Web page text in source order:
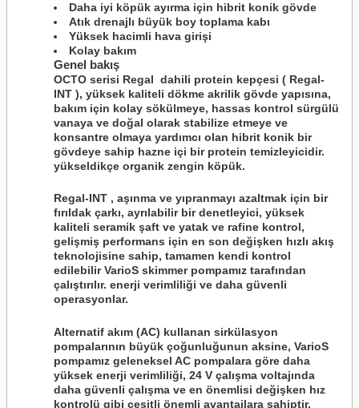
Daha iyi köpük ayırma için hibrit konik gövde
Atık drenajlı büyük boy toplama kabı
Yüksek hacimli hava girişi
Kolay bakım
Genel bakış
OCTO serisi Regal dahili protein kepçesi ( Regal-
INT ), yüksek kaliteli dökme akrilik gövde yapısına,
bakım için kolay sökülmeye, hassas kontrol sürgülü
vanaya ve doğal olarak stabilize etmeye ve
konsantre olmaya yardımcı olan hibrit konik bir
gövdeye sahip hazne içi bir protein temizleyicidir.
yükseldikçe organik zengin köpük.
Regal-INT , aşınma ve yıpranmayı azaltmak için bir
fırıldak çarkı, ayrılabilir bir denetleyici, yüksek
kaliteli seramik şaft ve yatak ve rafine kontrol,
gelişmiş performans için en son değişken hızlı akış
teknolojisine sahip, tamamen kendi kontrol
edilebilir VarioS skimmer pompamız tarafından
çalıştırılır. enerji verimliliği ve daha güvenli
operasyonlar.
Alternatif akım (AC) kullanan sirkülasyon
pompalarının büyük çoğunluğunun aksine, VarioS
pompamız geleneksel AC pompalara göre daha
yüksek enerji verimliliği, 24 V çalışma voltajında ​​
daha güvenli çalışma ve en önemlisi değişken hız
kontrolü gibi çeşitli önemli avantajlara sahiptir.